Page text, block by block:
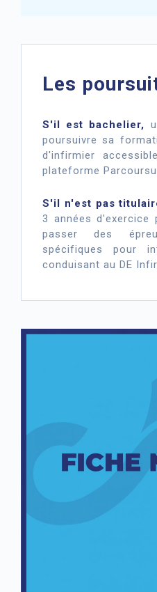
Les
S'il est bachelier,
poursuivre sa
d'infirmier
plateforme
S'il n'est pas
3 années d'exercice
passer des
spécifiques pour
conduisant au DE